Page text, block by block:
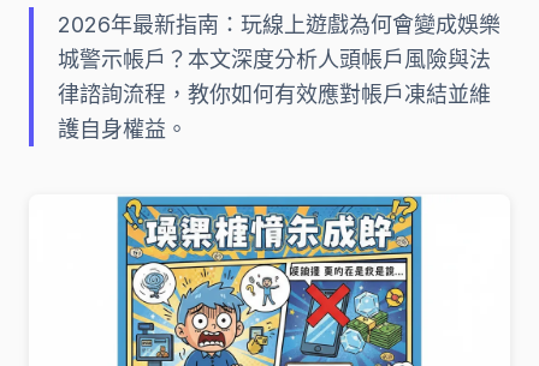
2026年最新指南：玩線上遊戲為何會變成娛樂
城警示帳戶？本文深度分析人頭帳戶風險與法
律諮詢流程，教你如何有效應對帳戶凍結並維
護自身權益。